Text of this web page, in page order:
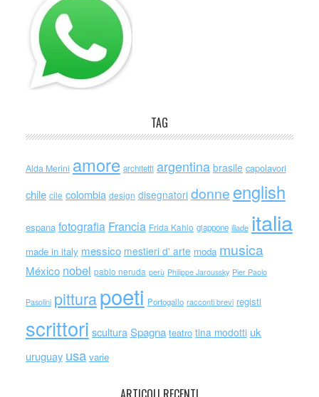
TAG
Alda Merini amore architetti argentina brasile capolavori
chile cile colombia design disegnatori donne english
espana fotografia Francia Frida Kahlo giappone iliade italia
made in italy messico mestieri d' arte moda musica
México nobel pablo neruda perù Philippe Jaroussky Pier Paolo
Pasolini pitturapoeti Portogallo racconti brevi registi
scrittori scultura Spagna teatro tina modotti uk
uruguay usa varie